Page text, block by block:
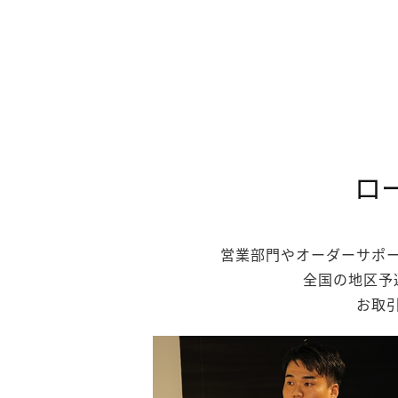
ロ
営業部門やオーダーサポ
全国の地区
お取